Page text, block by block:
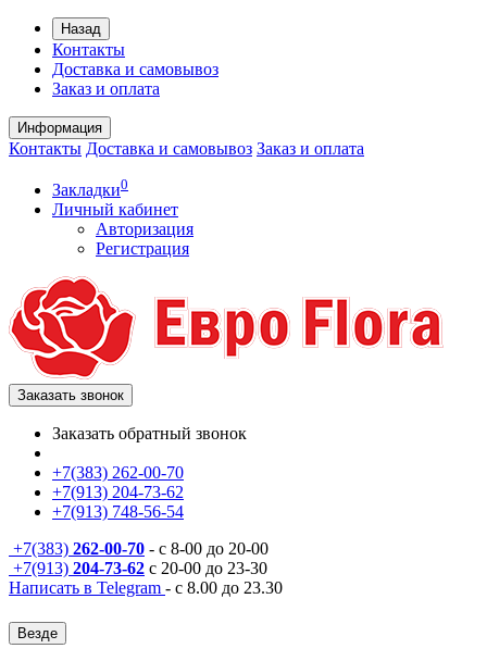
Назад
Контакты
Доставка и самовывоз
Заказ и оплата
Информация
Контакты Доставка и самовывоз Заказ и оплата
Закладки0
Личный кабинет
Авторизация
Регистрация
Заказать звонок
Заказать обратный звонок
+7(383) 262-00-70
+7(913) 204-73-62
+7(913) 748-56-54
+7(383) 262-00-70 - с 8-00 до 20-00
+7(913) 204-73-62 с 20-00 до 23-30
Написать в Telegram - с 8.00 до 23.30
Везде